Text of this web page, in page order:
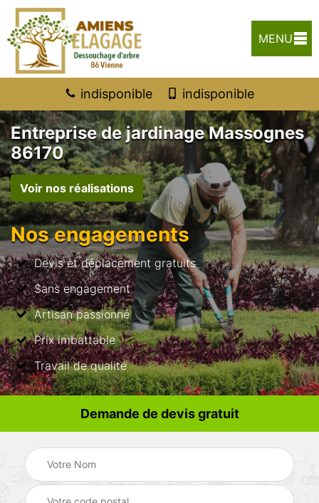
MENU
indisponible indisponible
Entreprise de jardinage Massognes
86170
Voir nos réalisations
Nos engagements
Devis et déplacement gratuits
Sans engagement
Artisan passionné
Prix imbattable
Travail de qualité
Demande de devis gratuit